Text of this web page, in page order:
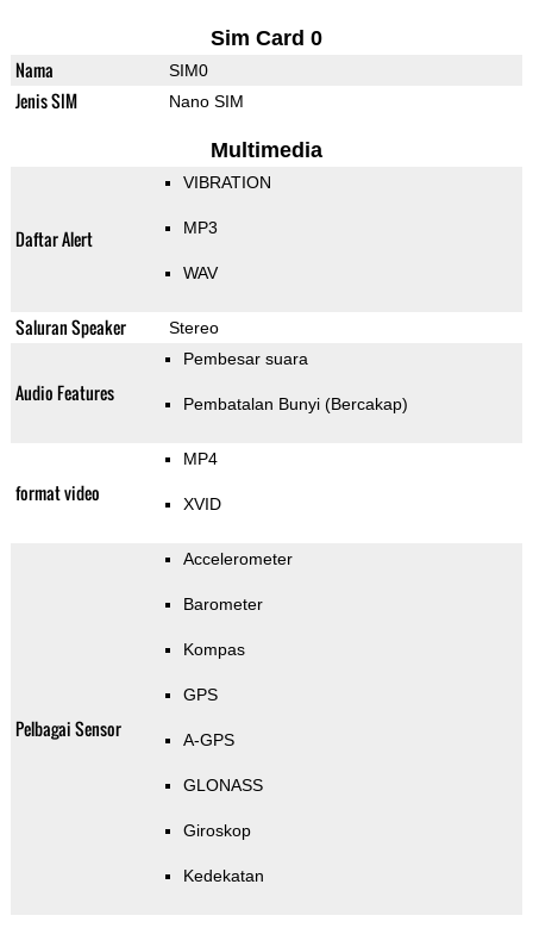
Sim Card 0
Nama SIM0
Jenis SIM Nano SIM
Multimedia
Daftar Alert
VIBRATION
MP3
WAV
Saluran Speaker Stereo
Audio Features
Pembesar suara
Pembatalan Bunyi (Bercakap)
format video
MP4
XVID
Pelbagai Sensor
Accelerometer
Barometer
Kompas
GPS
A-GPS
GLONASS
Giroskop
Kedekatan